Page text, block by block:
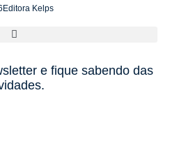
Kelps
e fique sabendo das